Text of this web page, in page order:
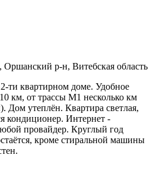
Оршанский р-н, Витебская область
ти квартирном доме. Удобное
км, от трассы М1 несколько км
Дом утеплён. Квартира светлая,
кондиционер. Интернет -
провайдер. Круглый год
кроме стиральной машины